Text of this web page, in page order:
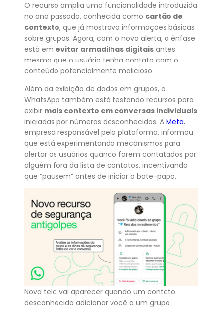
O recurso amplia uma funcionalidade introduzida
no ano passado, conhecida como cartão de
contexto, que já mostrava informações básicas
sobre grupos. Agora, com o novo alerta, a ênfase
está em evitar armadilhas digitais antes
mesmo que o usuário tenha contato com o
conteúdo potencialmente malicioso.
Além da exibição de dados em grupos, o
WhatsApp também está testando recursos para
exibir mais contexto em conversas individuais
iniciadas por números desconhecidos. A Meta,
empresa responsável pela plataforma, informou
que está experimentando mecanismos para
alertar os usuários quando forem contatados por
alguém fora da lista de contatos, incentivando
que “pausem” antes de iniciar o bate-papo.
Nova tela vai aparecer quando um contato
desconhecido adicionar você a um grupo